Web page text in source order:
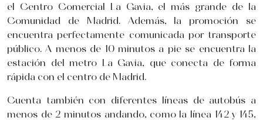
el Centro Comercial La Gavia, el más grande de la
Comunidad de Madrid. Además, la promoción se
encuentra perfectamente comunicada por transporte
público. A menos de 10 minutos a pie se encuentra la
estación del metro La Gavia, que conecta de forma
rápida con el centro de Madrid.
Cuenta también con diferentes líneas de autobús a
menos de 2 minutos andando, como la línea 142 y 145,